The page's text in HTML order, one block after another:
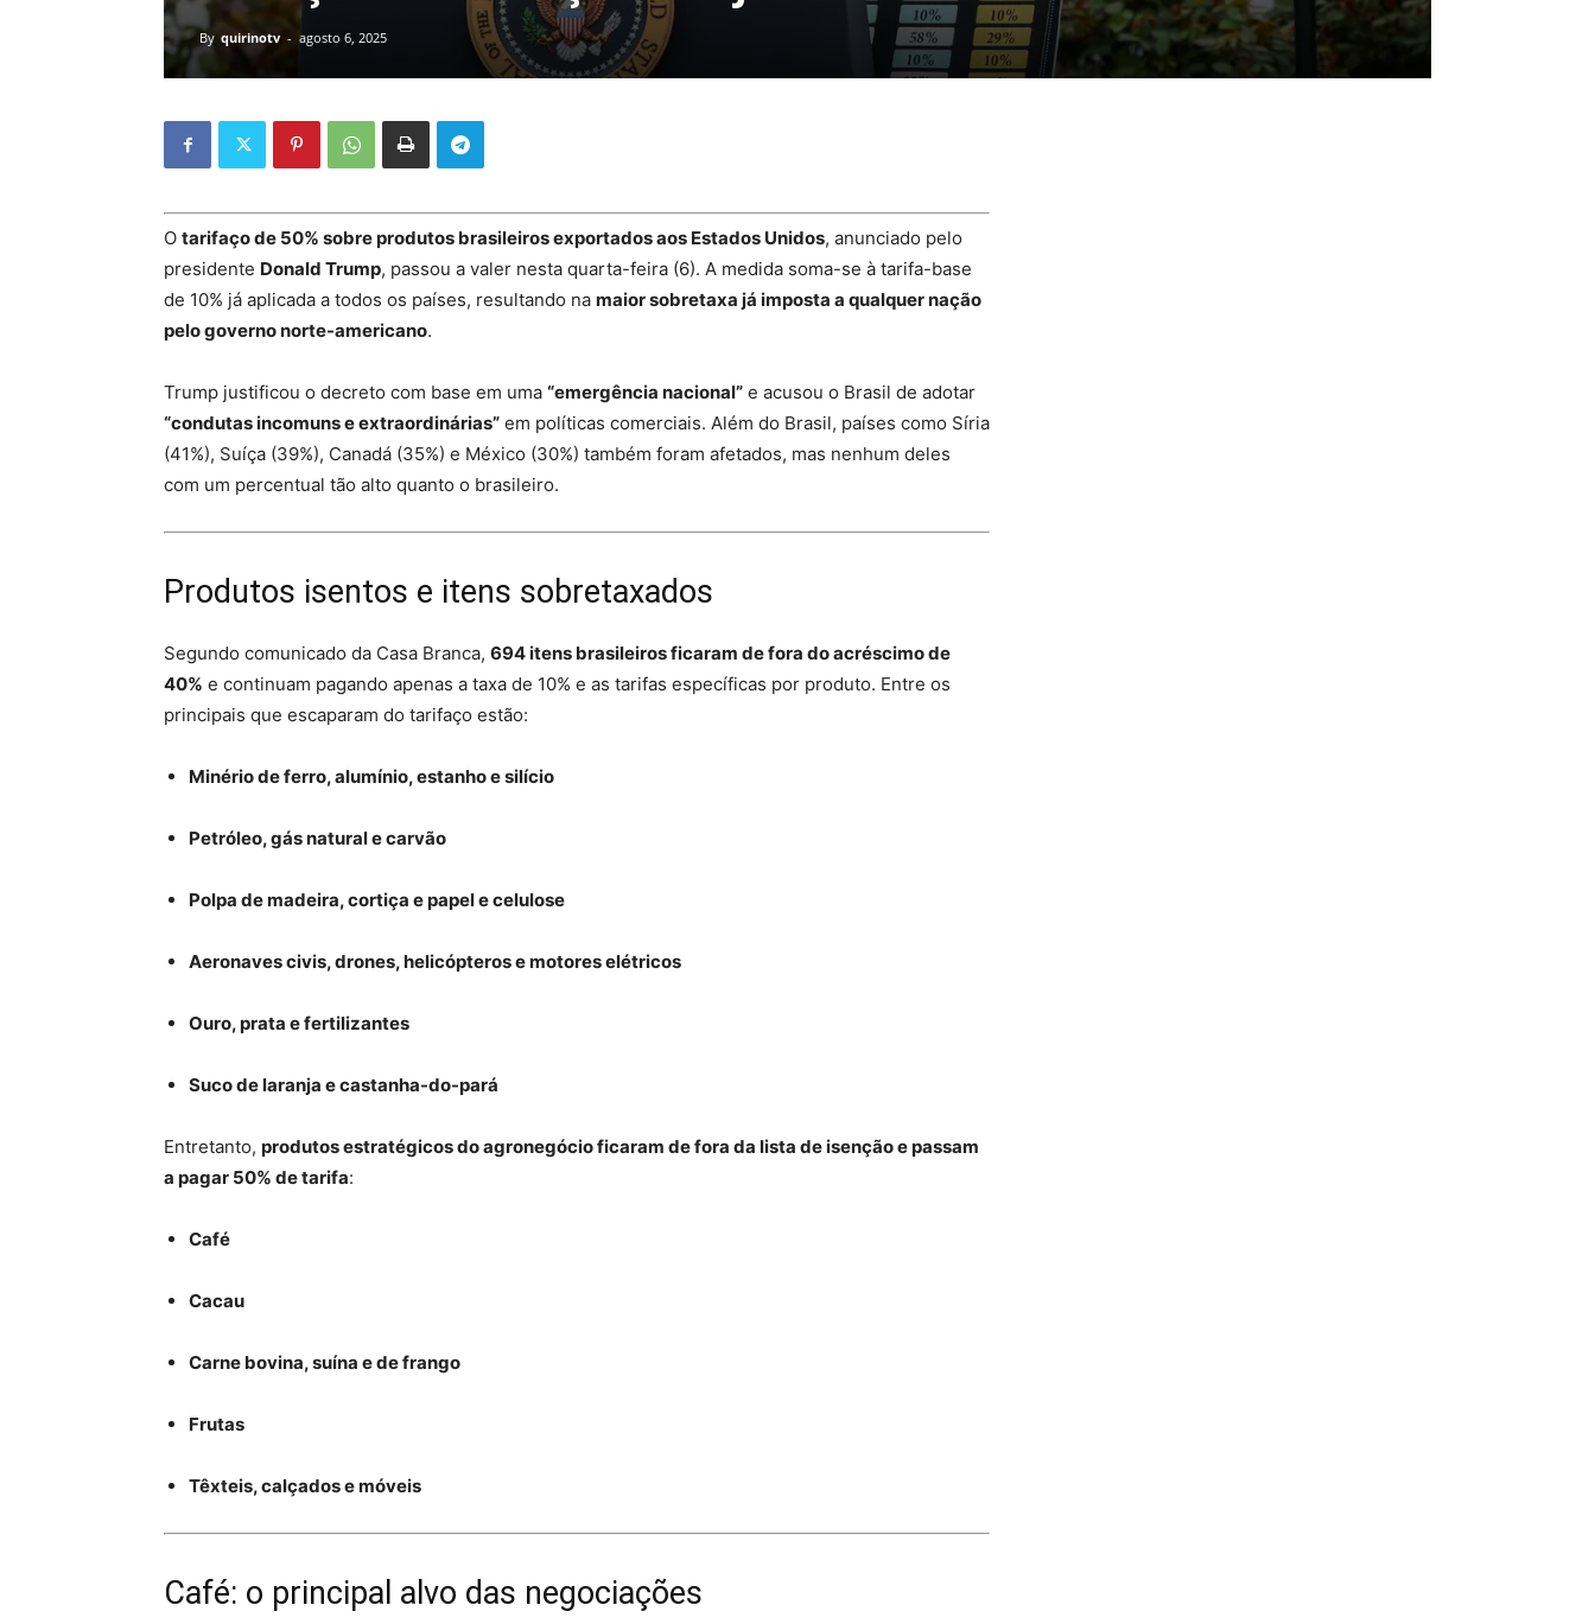
By quirinotv - agosto 6, 2025
O tarifaço de 50% sobre produtos brasileiros exportados aos Estados Unidos, anunciado pelo
presidente Donald Trump, passou a valer nesta quarta-feira (6). A medida soma-se à tarifa-base
de 10% já aplicada a todos os países, resultando na maior sobretaxa já imposta a qualquer nação
pelo governo norte-americano.
Trump justificou o decreto com base em uma “emergência nacional” e acusou o Brasil de adotar
“condutas incomuns e extraordinárias” em políticas comerciais. Além do Brasil, países como Síria
(41%), Suíça (39%), Canadá (35%) e México (30%) também foram afetados, mas nenhum deles
com um percentual tão alto quanto o brasileiro.
Produtos isentos e itens sobretaxados
Segundo comunicado da Casa Branca, 694 itens brasileiros ficaram de fora do acréscimo de
40% e continuam pagando apenas a taxa de 10% e as tarifas específicas por produto. Entre os
principais que escaparam do tarifaço estão:
Minério de ferro, alumínio, estanho e silício
Petróleo, gás natural e carvão
Polpa de madeira, cortiça e papel e celulose
Aeronaves civis, drones, helicópteros e motores elétricos
Ouro, prata e fertilizantes
Suco de laranja e castanha-do-pará
Entretanto, produtos estratégicos do agronegócio ficaram de fora da lista de isenção e passam
a pagar 50% de tarifa:
Café
Cacau
Carne bovina, suína e de frango
Frutas
Têxteis, calçados e móveis
Café: o principal alvo das negociações